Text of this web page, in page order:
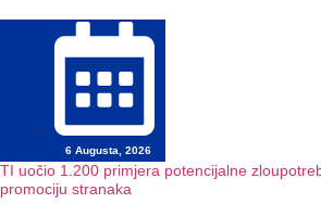
6 Augusta, 2026
TI uočio 1.200 primjera potencijalne
promociju stranaka